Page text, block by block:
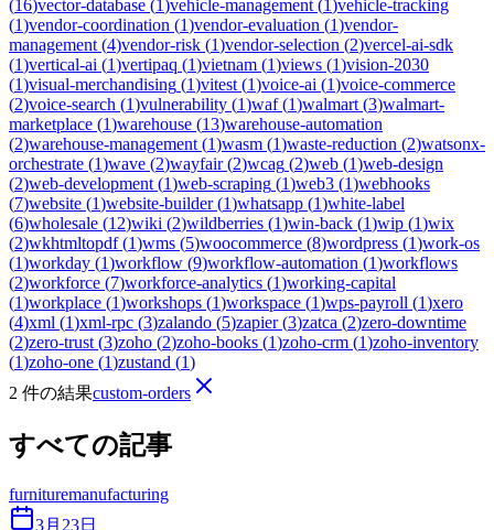
(16)vector-database (1)vehicle-management (1)vehicle-tracking
(1)vendor-coordination (1)vendor-evaluation (1)vendor-
management (4)vendor-risk (1)vendor-selection (2)vercel-ai-sdk
(1)vertical-ai (1)vertipaq (1)vietnam (1)views (1)vision-2030
(1)visual-merchandising (1)vitest (1)voice-ai (1)voice-commerce
(2)voice-search (1)vulnerability (1)waf(1)walmart (3)walmart-
marketplace (1)warehouse (13)warehouse-automation
(2)warehouse-management (1)wasm (1)waste-reduction (2)watsonx-
orchestrate (1)wave (2)wayfair(2)wcag (2)web (1)web-design
(2)web-development (1)web-scraping (1)web3 (1)webhooks
(7)website (1)website-builder(1)whatsapp (1)white-label
(6)wholesale (12)wiki (2)wildberries (1)win-back (1)wip (1)wix
(2)wkhtmltopdf(1)wms (5)woocommerce (8)wordpress (1)work-os
(1)workday (1)workflow (9)workflow-automation (1)workflows
(2)workforce (7)workforce-analytics (1)working-capital
(1)workplace (1)workshops (1)workspace (1)wps-payroll (1)xero
(4)xml (1)xml-rpc (3)zalando (5)zapier(3)zatca (2)zero-downtime
(2)zero-trust (3)zoho (2)zoho-books (1)zoho-crm (1)zoho-inventory
(1)zoho-one (1)zustand (1)
2 件の結果custom-orders
すべての記事
furnituremanufacturing
3月23日